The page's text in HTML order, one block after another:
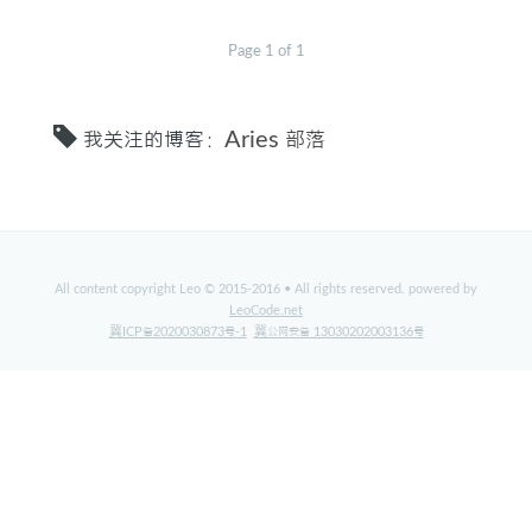
关于
Page 1 of 1
我关注的博客： Aries 部落
All content copyright Leo © 2015-2016 • All rights reserved. powered by
LeoCode.net
冀ICP备2020030873号-1
冀公网安备 13030202003136号